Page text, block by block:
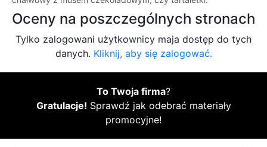
Oceny na poszczególnych stronach
Tylko zalogowani użytkownicy maja dostęp do tych
danych. Kliknij, aby się zalogować.
To Twoja firma?
Gratulacje! Sprawdź jak odebrać materiały
promocyjne!